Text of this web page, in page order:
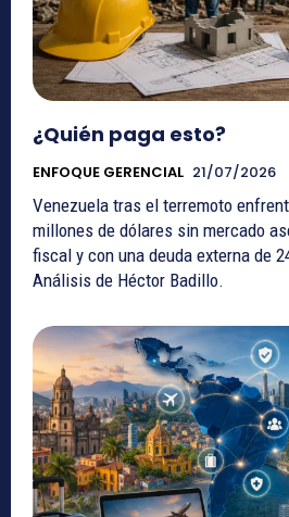
¿Quién paga esto?
ENFOQUE GERENCIAL 21/07/2026
Venezuela tras el terremoto
millones de dólares sin mercado
fiscal y con una deuda externa de
Análisis de Héctor Badillo.